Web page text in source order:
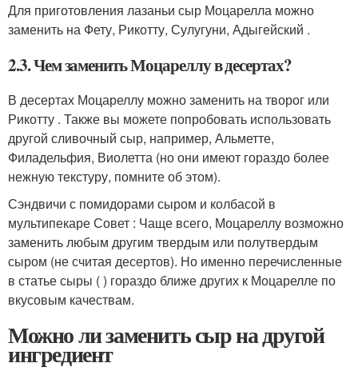
Для приготовления лазаньи сыр Моцарелла можно
заменить на Фету, Рикотту, Сулугуни, Адыгейский .
2.3. Чем заменить Моцареллу в десертах?
В десертах Моцареллу можно заменить на творог или
Рикотту . Также вы можете попробовать использовать
другой сливочный сыр, например, Альметте,
Филадельфия, Виолетта (но они имеют гораздо более
нежную текстуру, помните об этом).
Сэндвичи с помидорами сыром и колбасой в
мультипекаре Совет : Чаще всего, Моцареллу возможно
заменить любым другим твердым или полутвердым
сыром (не считая десертов). Но именно перечисленные
в статье сыры ( ) гораздо ближе других к Моцарелле по
вкусовым качествам.
Можно ли заменить сыр на другой
ингредиент